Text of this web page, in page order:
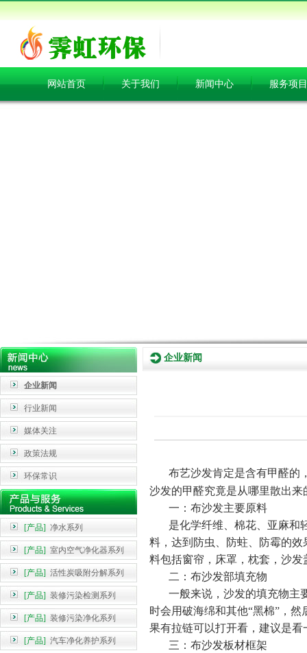
网站首页 关于我们 新闻中心 服务项目
企业新闻
行业新闻
媒体关注
政策法规
环保常识
[产品] 净水系列
[产品] 室内空气净化器系列
[产品] 活性炭吸附分解系列
[产品] 装修污染检测系列
[产品] 装修污染净化系列
[产品] 汽车净化养护系列
企业新闻
布艺沙发肯定是含有甲醛的
沙发的甲醛究竟是从哪里散出
一：布沙发主要原料
是化学纤维、棉花、亚麻和轻
料，达到防虫、防蛀、防霉的
料包括窗帘，床罩，枕套，沙
二：布沙发部填充物
一般来说，沙发的填充物主要
时会用破海绵和其他“黑棉”，然
果有拉链可以打开看， 建议是看
三：布沙发板材框架